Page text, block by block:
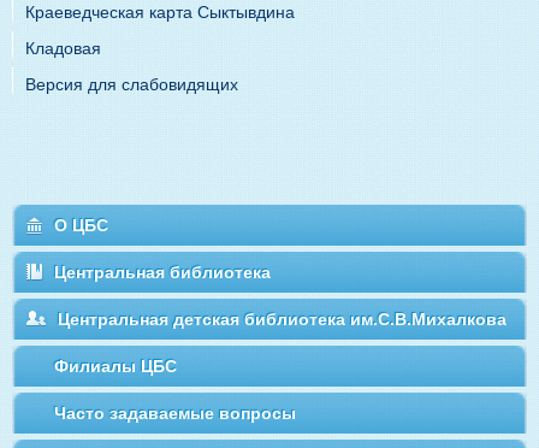
Краеведческая карта Сыктывдина
Кладовая
Версия для слабовидящих
О ЦБС
Центральная библиотека
Центральная детская библиотека им.С.В.Михалкова
Филиалы ЦБС
Часто задаваемые вопросы